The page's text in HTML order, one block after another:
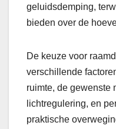
geluidsdemping,
bieden over de
De keuze voor
verschillende
ruimte, de gewenste
lichtregulering, en
praktische